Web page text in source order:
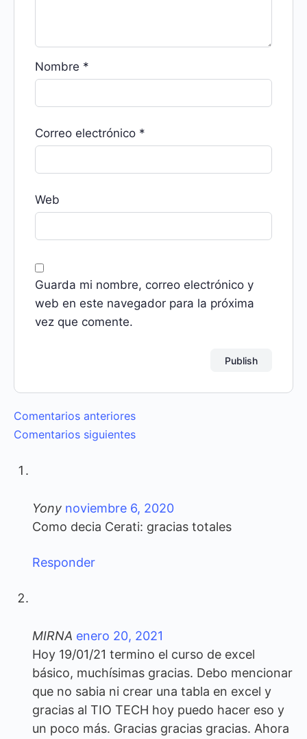
Nombre *
Correo electrónico *
Web
Guarda mi nombre, correo electrónico y
web en este navegador para la próxima
vez que comente.
Navegación
de
comentarios
Comentarios anteriores
Comentarios siguientes
Yony noviembre 6, 2020
Como decia Cerati: gracias totales
Responder
MIRNA enero 20, 2021
Hoy 19/01/21 termino el curso de excel
básico, muchísimas gracias. Debo mencionar
que no sabia ni crear una tabla en excel y
gracias al TIO TECH hoy puedo hacer eso y
un poco más. Gracias gracias gracias. Ahora